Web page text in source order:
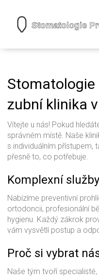
Stomatologie
zubní klinika
Vítejte u nás! Pokud
správném místě. Naše
s individuálním přístupem,
přesně to, co potřebuje.
Komplexní
Nabízíme preventivní
ortodoncii, profesionální
hygienu. Každý zákrok
vám vysvětlí postup a
Proč si vybrat
Naše tým tvoří